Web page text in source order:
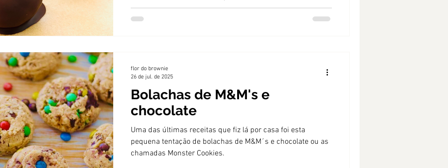
Bolachas de M&M's e
chocolate
Uma das últimas receitas que fiz lá por casa foi esta
pequena tentação de bolachas de M&M´s e chocolate ou as
chamadas Monster Cookies.
flor do brownie
26 de jul. de 2025